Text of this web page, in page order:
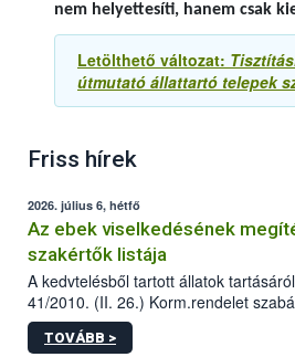
nem helyettesíti, hanem csak
Letölthető változat:
útmutató állattartó telepek
Friss hírek
2026. július 6, hétfő
Az ebek viselkedésének
szakértők listája
A kedvtelésből tartott állatok
41/2010. (II. 26.) Korm.rendelet
sérülés, illetve ennek veszélye
hatósági feladatokat, valamint a
TOVÁBB >